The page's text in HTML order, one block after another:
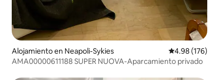
Alojamiento en Neapoli-Sykies Calificación
4.98 (176)
AMA00000611188 SUPER NUOVA-Aparcamiento privado